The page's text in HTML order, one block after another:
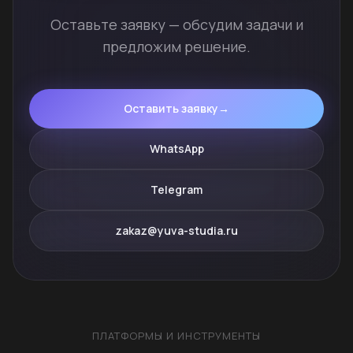
Оставьте заявку — обсудим задачи и
предложим решение.
Оставить заявку →
WhatsApp
Telegram
zakaz@yuva-studia.ru
ПЛАТФОРМЫ И ИНСТРУМЕНТЫ